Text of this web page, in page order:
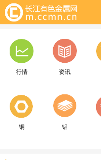
行情 资讯
铜 铝